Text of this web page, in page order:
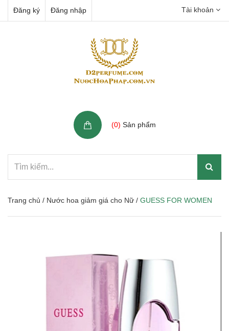
Đăng ký Đăng nhập Tài khoản
(0) Sản phẩm
Trang chủ / Nước hoa giảm giá cho Nữ / GUESS FOR WOMEN